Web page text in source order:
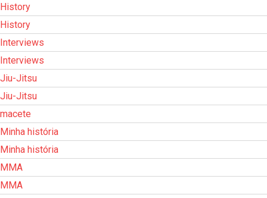
History
History
Interviews
Interviews
Jiu-Jitsu
Jiu-Jitsu
macete
Minha história
Minha história
MMA
MMA